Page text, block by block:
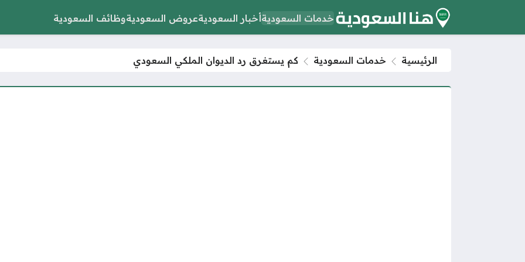
خدمات السعوديةأخبار السعوديةعروض السعوديةوظائف السعودية
الرئيسية خدمات السعودية كم يستغرق رد الديوان الملكي السعودي